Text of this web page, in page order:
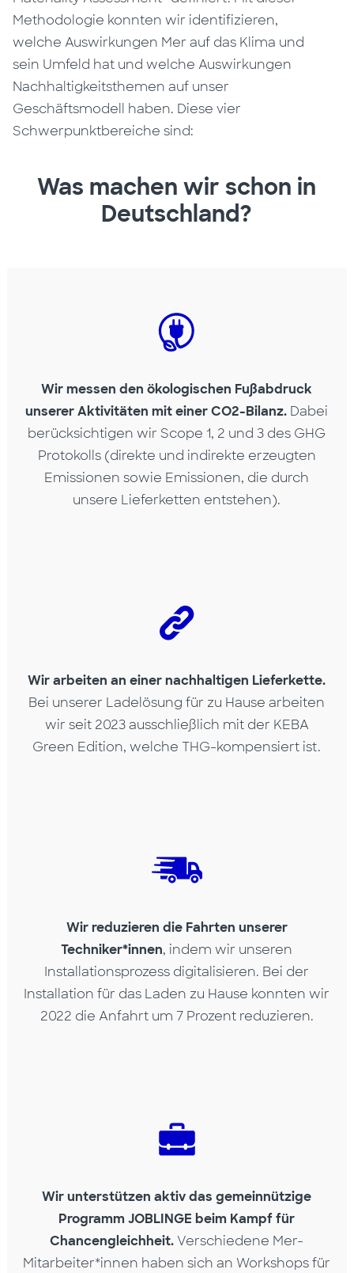
Methodologie konnten wir identifizieren,
welche Auswirkungen Mer auf das Klima und
sein Umfeld hat und welche Auswirkungen
Nachhaltigkeitsthemen auf unser
Geschäftsmodell haben. Diese vier
Schwerpunktbereiche sind:
Was machen wir schon in
Deutschland?
Wir messen den ökologischen Fußabdruck
unserer Aktivitäten mit einer CO2-Bilanz. Dabei
berücksichtigen wir Scope 1, 2 und 3 des GHG
Protokolls (direkte und indirekte erzeugten
Emissionen sowie Emissionen, die durch
unsere Lieferketten entstehen).
Wir arbeiten an einer nachhaltigen Lieferkette.
Bei unserer Ladelösung für zu Hause arbeiten
wir seit 2023 ausschließlich mit der KEBA
Green Edition, welche THG-kompensiert ist.
Wir reduzieren die Fahrten unserer
Techniker*innen, indem wir unseren
Installationsprozess digitalisieren. Bei der
Installation für das Laden zu Hause konnten wir
2022 die Anfahrt um 7 Prozent reduzieren.
Wir unterstützen aktiv das gemeinnützige
Programm JOBLINGE beim Kampf für
Chancengleichheit. Verschiedene Mer-
Mitarbeiter*innen haben sich an Workshops für